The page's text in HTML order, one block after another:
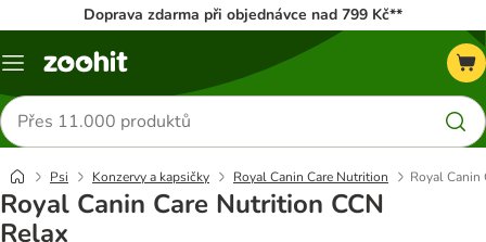
Doprava zdarma při objednávce nad 799 Kč**
Menu
Hledat
produkty
Psi Konzervy a kapsičky Royal Canin Care Nutrition Royal Canin
Royal Canin Care Nutrition CCN
Relax